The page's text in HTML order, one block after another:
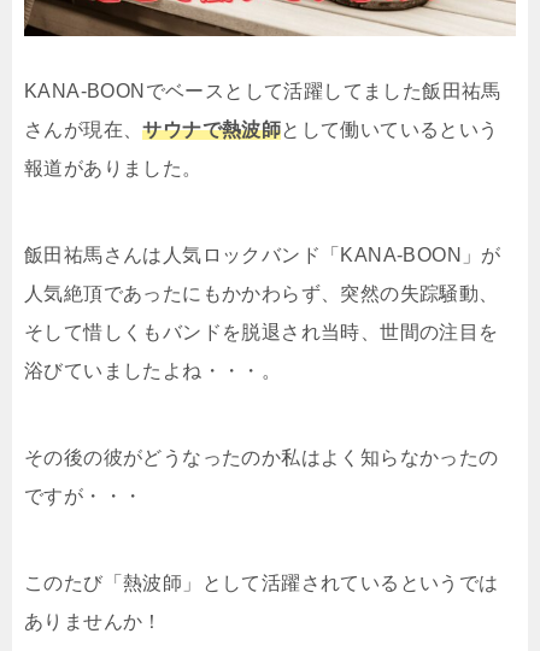
KANA-BOONでベースとして活躍してました飯田祐馬
さんが現在、サウナで熱波師として働いているという
報道がありました。
飯田祐馬さんは人気ロックバンド「KANA-BOON」が
人気絶頂であったにもかかわらず、突然の失踪騒動、
そして惜しくもバンドを脱退され当時、世間の注目を
浴びていましたよね・・・。
その後の彼がどうなったのか私はよく知らなかったの
ですが・・・
このたび「熱波師」として活躍されているというでは
ありませんか！